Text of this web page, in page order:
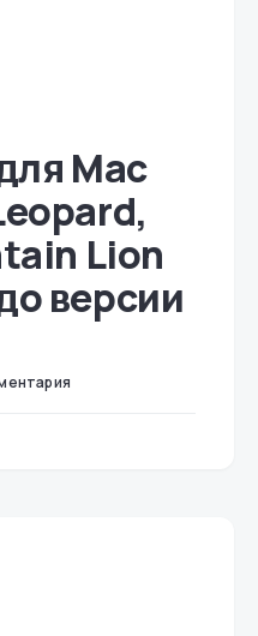
Mac
Lion
версии